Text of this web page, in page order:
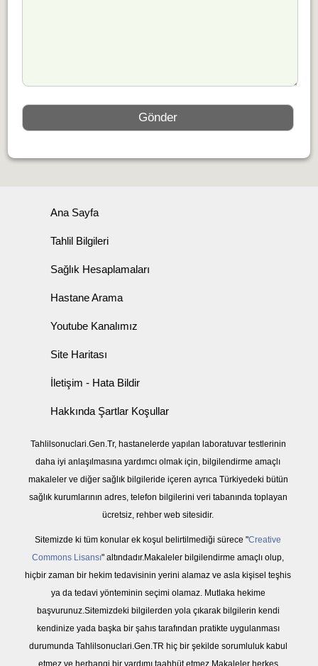
Ana Sayfa
Tahlil Bilgileri
Sağlık Hesaplamaları
Hastane Arama
Youtube Kanalımız
Site Haritası
İletişim - Hata Bildir
Hakkında Şartlar Koşullar
Tahlilsonuclari.Gen.Tr, hastanelerde yapılan laboratuvar testlerinin
daha iyi anlaşılmasına yardımcı olmak için, bilgilendirme amaçlı
makaleler ve diğer sağlık bilgileride içeren ayrıca Türkiyedeki bütün
sağlık kurumlarının adres, telefon bilgilerini veri tabanında toplayan
ücretsiz, rehber web sitesidir.
Sitemizde ki tüm konular ek koşul belirtilmediği sürece "Creative
Commons Lisansı" altındadır.Makaleler bilgilendirme amaçlı olup,
hiçbir zaman bir hekim tedavisinin yerini alamaz ve asla kişisel teşhis
ya da tedavi yönteminin seçimi olamaz. Mutlaka hekime
başvurunuz.Sitemizdeki bilgilerden yola çıkarak bilgilerin kendi
kendinize yada başka bir şahıs tarafından pratikte uygulanması
durumunda Tahlilsonuclari.Gen.TR hiç bir şekilde sorumluluk kabul